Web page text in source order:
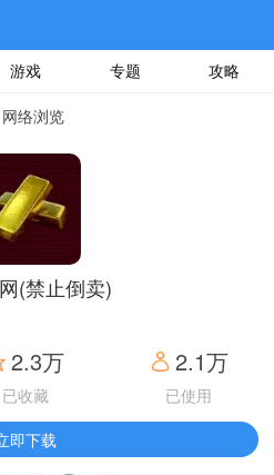
游戏 专题 攻略
络浏览
(禁止倒卖)
2.3万
已收藏
2.1万
已使用
即下载